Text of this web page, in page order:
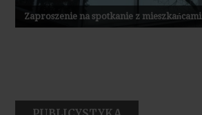
Zaproszenie na spotkanie z mieszkańcami